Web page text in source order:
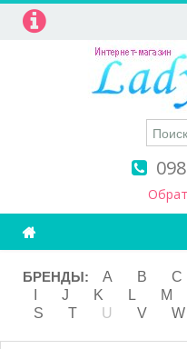
Ароматерапия
Витамины
Детям и мамам
БРЕНДЫ: A B C
J K L M
S
T U V W